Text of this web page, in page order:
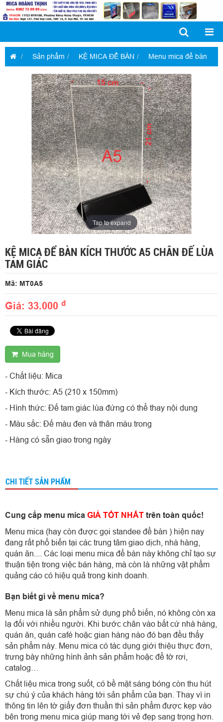
Sản phẩm KỆ MICA ĐỂ BÀN Menu mica để bàn
Tap to expand
KỆ MICA ĐỂ BÀN KÍCH THƯỚC A5 CHÂN ĐẾ LÙA
TAM GIÁC
Mã: MT0A5
Giá: 33.000 đ
Mua hàng
- Chất liệu: Mica
- Kích thước: A5 (210 x 150mm)
- Hình thức: Đế tam giác lùa đứng có thể thay nội dung
- Màu sắc: Đế màu đen và thân màu trong
- Hàng có sẵn giao trong ngày
CHI TIẾT SẢN PHẨM
Cung cấp menu mica GIÁ TỐT NHẤT trên toàn quốc!
Menu mica (hay còn được gọi standee để bàn ) hiện nay
đang rất phổ biến tại các trung tâm giao dịch, nhà hàng,
quán ăn.... Các loại menu mica để bàn này không chỉ tạo sự
thuận tiện trong việc bán hàng, mà còn là những vật phẩm
quảng cáo có hiệu quả trong kinh doanh.
Bạn biết gì về menu mica?
Menu mica là sản phẩm sử dụng phổ biến, nó không còn xa
lạ đối với nhiều người. Khi bước chân vào bất cứ nhà hàng,
quán ăn, quán café hoặc gian hàng nào đó bạn đều thấy
sản phẩm này. Menu mica có tác dụng giới thiệu thực đơn,
trưng bày những hình ảnh sản phẩm hoặc để tờ rơi,
catalog…
Chất liệu mica trong suốt, có bề mặt sáng bóng còn thu hút
sự chú ý của khách hàng tới sản phẩm của bạn. Thay vì in
thông tin lên tờ giấy đơn thuần thì sản phẩm được kẹp vào
bên trong menu mica giúp mang tới vẻ đẹp sang trọng hơn.